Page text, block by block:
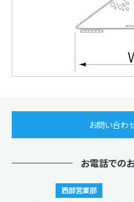
お問い合わ
お電話での
西部営業部